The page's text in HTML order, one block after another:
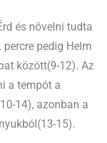
és növelni tudta
pedig Helm
között(9-12). Az
a tempót a
14), azonban a
15).